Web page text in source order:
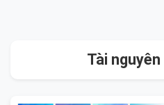
Tài